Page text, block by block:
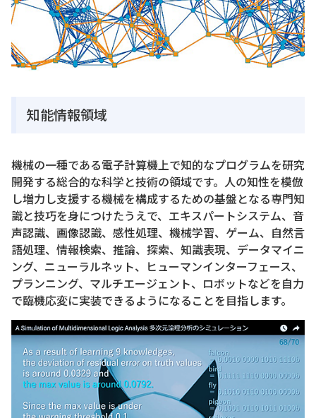
知能情報領域
機械の一種である電子計算機上で知的なプログラムを研究
開発する総合的な科学と技術の領域です。人の知性を模倣
し増力し支援する機械を構成するための基盤となる専門知
識と技巧を身につけたうえで、エキスパートシステム、音
声認識、画像認識、感性処理、機械学習、ゲーム、自然言
語処理、情報検索、推論、探索、知識表現、データマイニ
ング、ニューラルネット、ヒューマンインターフェース、
プランニング、マルチエージェント、ロボットなどを自力
で臨機応変に実装できるようになることを目指します。